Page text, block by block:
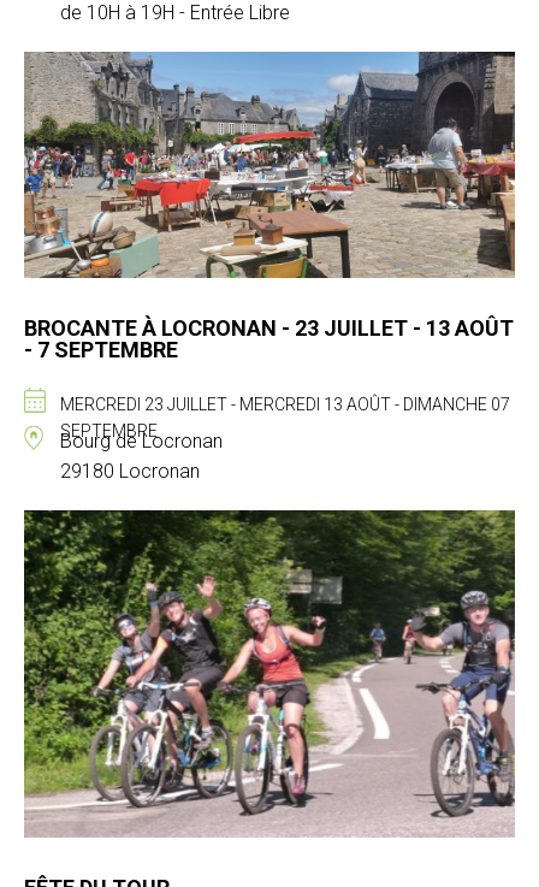
de 10H à 19H - Entrée Libre
BROCANTE À LOCRONAN - 23 JUILLET - 13 AOÛT
- 7 SEPTEMBRE
MERCREDI 23 JUILLET - MERCREDI 13 AOÛT - DIMANCHE 07
SEPTEMBRE
Bourg de Locronan
29180 Locronan